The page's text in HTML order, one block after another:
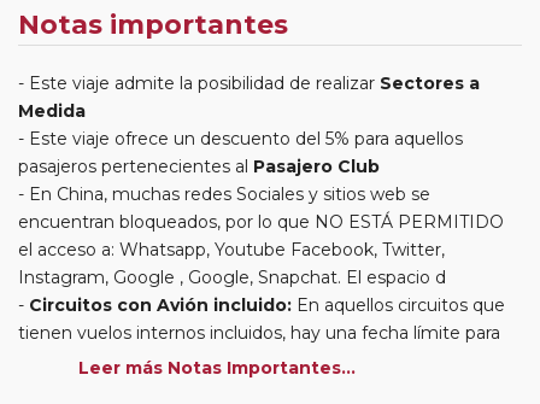
Notas importantes
Este viaje admite la posibilidad de realizar Sectores a
Medida
Este viaje ofrece un descuento del 5% para aquellos
pasajeros pertenecientes al Pasajero Club
En China, muchas redes Sociales y sitios web se
encuentran bloqueados, por lo que NO ESTÁ PERMITIDO
el acceso a: Whatsapp, Youtube Facebook, Twitter,
Instagram, Google , Google, Snapchat. El espacio d
Circuitos con Avión incluido: En aquellos circuitos que
tienen vuelos internos incluidos, hay una fecha límite para
poder emitir billetes. Las reservas/emisión de los vuelos se
Leer más Notas Importantes...